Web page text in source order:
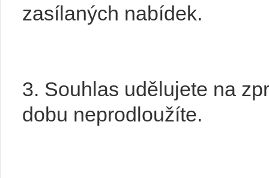
zasílaných nabídek.
3. Souhlas udělujete na
dobu neprodloužíte.